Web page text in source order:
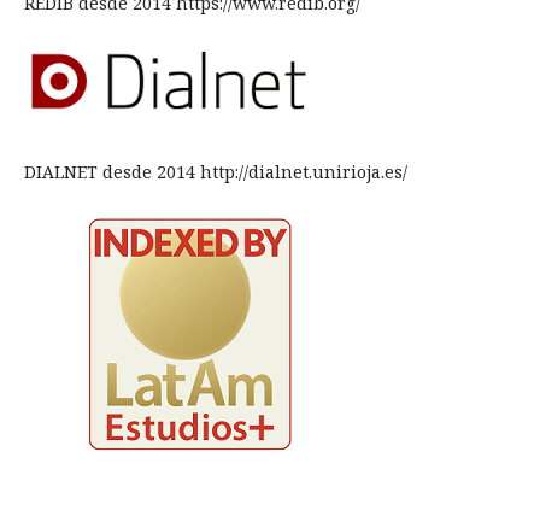
DIALNET desde 2014 http://dialnet.unirioja.es/